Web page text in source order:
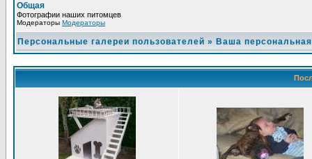
Общая
Фотографии наших питомцев
Модераторы Модераторы
Персональные галереи пользователей » Ваша